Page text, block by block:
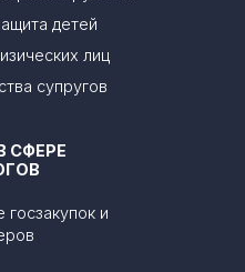
детей
лиц
супругов
СФЕРЕ
и